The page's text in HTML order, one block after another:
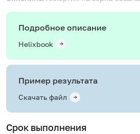
Подробное описание
Helixbook
Пример результата
Скачать файл
Срок выполнения